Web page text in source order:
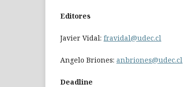
Editores
Javier Vidal: fravidal@udec.cl
Angelo Briones: anbriones@udec.cl
Deadline